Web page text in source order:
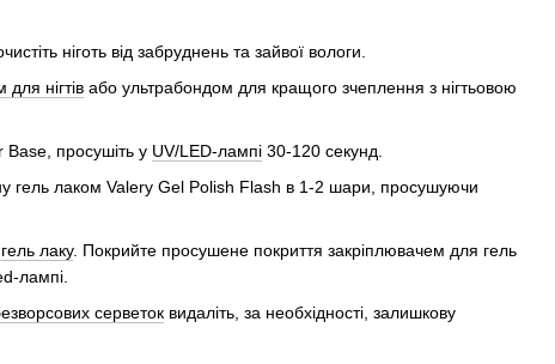
ніготь від забруднень та зайвої вологи.
нігтів або ультрабондом для кращого зчеплення з нігтьовою
Base, просушіть у UV/LED-лампі 30-120 секунд.
гель лаком Valery Gel Polish Flash в 1-2 шари, просушуючи
лаку. Покрийте просушене покриття закріплювачем для гель
лампі.
серветок видаліть, за необхідності, залишкову